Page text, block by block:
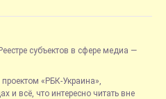
субъектов в сфере медиа —
«РБК-Украина»,
и всё, что интересно читать вне